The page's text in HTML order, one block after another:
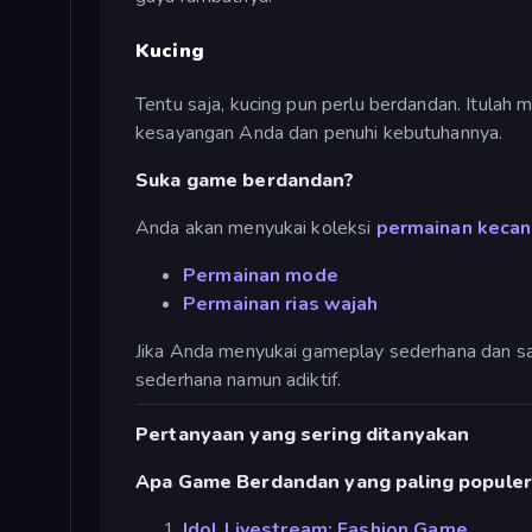
Kucing
Tentu saja, kucing pun perlu berdandan. Itulah
kesayangan Anda dan penuhi kebutuhannya.
Suka game berdandan?
Anda akan menyukai koleksi permainan
Permainan mode
Permainan rias wajah
Jika Anda menyukai gameplay sederhana dan
sederhana namun adiktif.
Pertanyaan yang sering ditanyakan
Apa Game Berdandan yang paling